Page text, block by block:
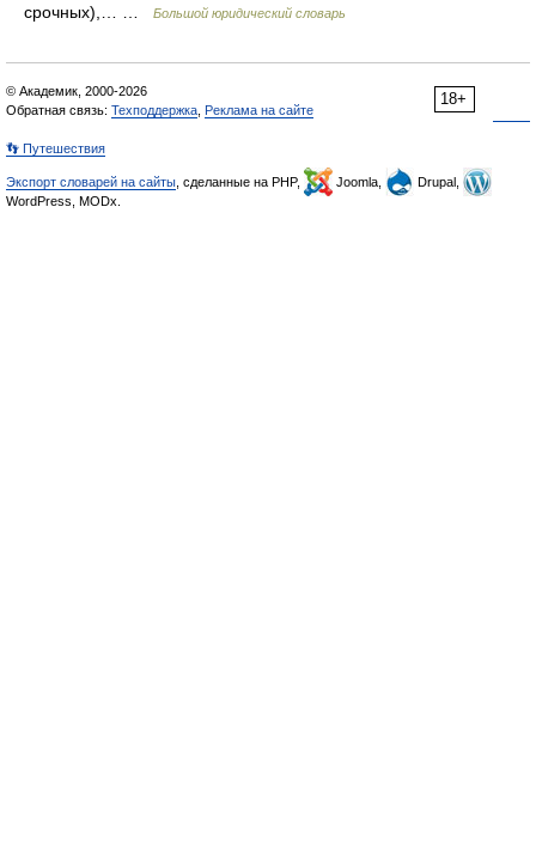
срочных),… …
Большой юридический словарь
18+
© Академик, 2000-2026
Обратная связь: Техподдержка Реклама на сайте
👣 Путешествия
Экспорт словарей на сайты , сделанные на PHP, Joomla,
Drupal,
WordPress, MODx.